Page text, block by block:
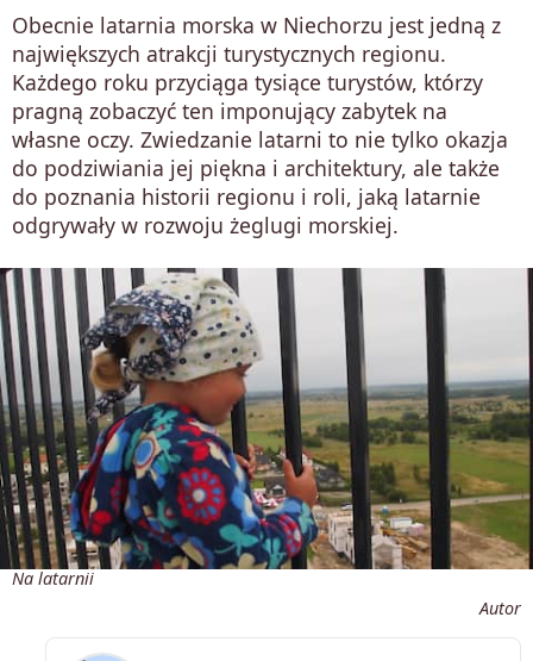
Obecnie latarnia morska w Niechorzu jest jedną z
największych atrakcji turystycznych regionu.
Każdego roku przyciąga tysiące turystów, którzy
pragną zobaczyć ten imponujący zabytek na
własne oczy. Zwiedzanie latarni to nie tylko okazja
do podziwiania jej piękna i architektury, ale także
do poznania historii regionu i roli, jaką latarnie
odgrywały w rozwoju żeglugi morskiej.
Na latarnii
Autor